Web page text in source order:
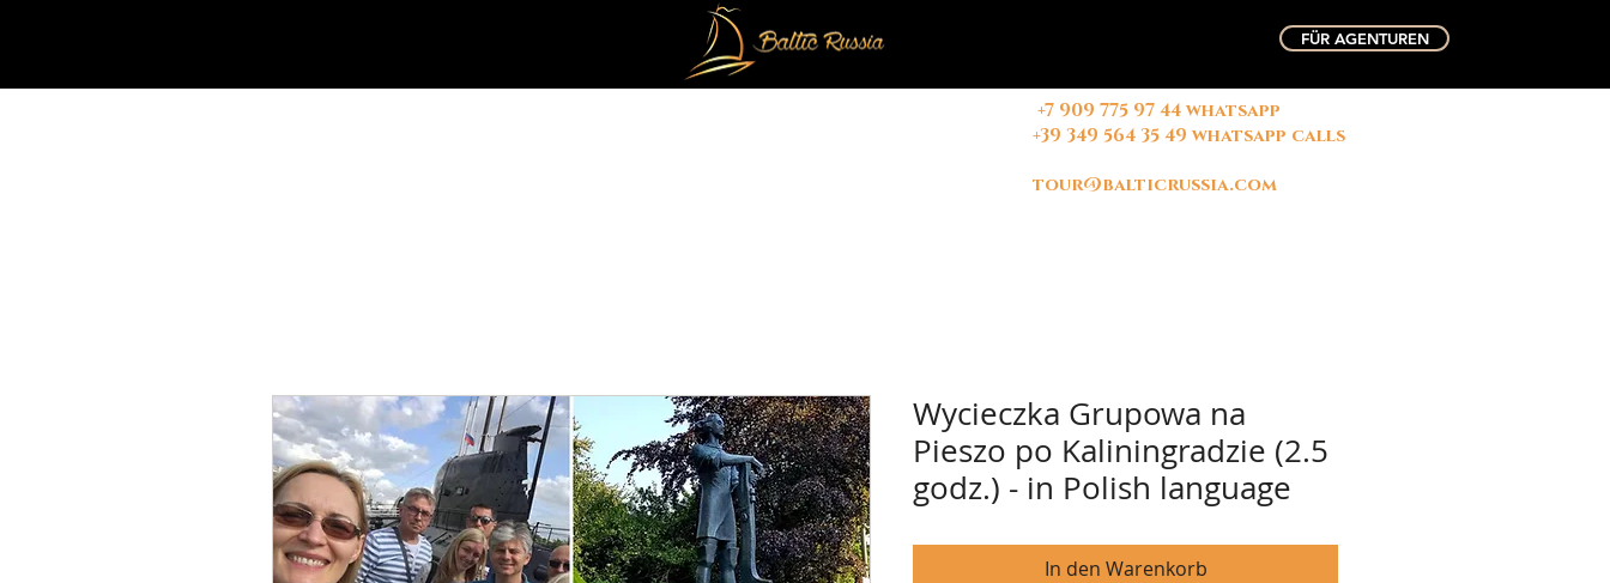
FÜR AGENTUREN
+7 909 775 97 44 whatsapp
+39 349 564 35 49 whatsapp calls
tour@balticrussia.com
Wycieczka Grupowa na
Pieszo po Kaliningradzie (2.5
godz.) - in Polish language
In den Warenkorb